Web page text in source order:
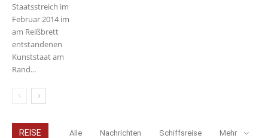
Staatsstreich im
Februar 2014 im
am Reißbrett
entstandenen
Kunststaat am
Rand...
REISE Alle Nachrichten Schiffsreise Mehr